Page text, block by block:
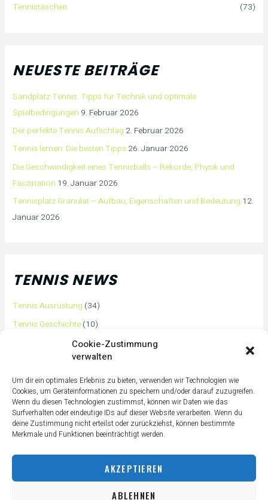
Cookie-Zustimmung
verwalten
Um dir ein optimales Erlebnis zu bieten, verwenden wir Technologien wie
Cookies, um Geräteinformationen zu speichern und/oder darauf zuzugreifen.
Wenn du diesen Technologien zustimmst, können wir Daten wie das
Surfverhalten oder eindeutige IDs auf dieser Website verarbeiten. Wenn du
deine Zustimmung nicht erteilst oder zurückziehst, können bestimmte
Merkmale und Funktionen beeinträchtigt werden.
AKZEPTIEREN
ABLEHNEN
Tennistaschen
(73)
NEUESTE BEITRÄGE
Sandplatz Tennis: Tipps für Technik und optimale
Spielbedingungen 9. Februar 2026
Der perfekte Tennis Aufschlag 2. Februar 2026
Tennis lernen: Die besten Tipps 26. Januar 2026
Die Geschwindigkeit eines Tennisballs – Rekorde, Physik und
Faszination 19. Januar 2026
Tennisplatz Granulat – Aufbau, Eigenschaften und Bedeutung 12.
Januar 2026
TENNIS NEWS
Tennis Ausrüstung (34)
Tennis Geschichte (10)
Tennis Tipps und Tricks(63)
(3)
Tennis Training für Anfänger(36)
Tennisass Profis(7)
Tennisbälle (4)
Tennisplatz(1)